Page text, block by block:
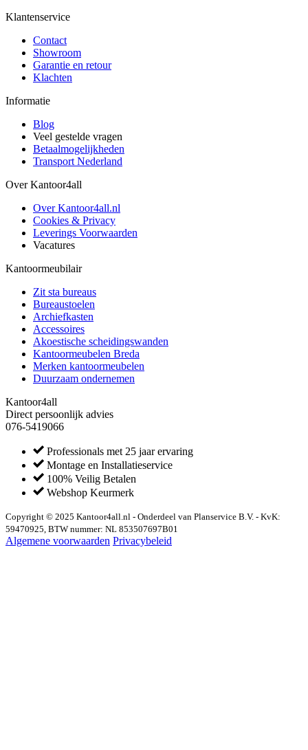
Klantenservice
Contact
Showroom
Garantie en retour
Klachten
Informatie
Blog
Veel gestelde vragen
Betaalmogelijkheden
Transport Nederland
Over Kantoor4all
Over Kantoor4all.nl
Cookies & Privacy
Leverings Voorwaarden
Vacatures
Kantoormeubilair
Zit sta bureaus
Bureaustoelen
Archiefkasten
Accessoires
Akoestische scheidingswanden
Kantoormeubelen Breda
Merken kantoormeubelen
Duurzaam ondernemen
Kantoor4all
Direct persoonlijk advies
076-5419066
Professionals met 25 jaar ervaring
Montage en Installatieservice
100% Veilig Betalen
Webshop Keurmerk
Copyright © 2025 Kantoor4all.nl - Onderdeel van Planservice B.V. - KvK:
59470925, BTW nummer: NL 853507697B01
Algemene voorwaarden Privacybeleid